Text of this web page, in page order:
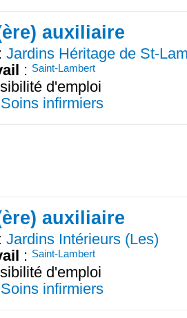
auxiliaire
: Jardins Héritage de St-
: Saint-Lambert
d'emploi
Soins infirmiers
auxiliaire
: Jardins Intérieurs (Les)
: Saint-Lambert
d'emploi
Soins infirmiers